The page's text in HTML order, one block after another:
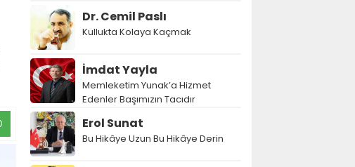
Dr. Cemil Paslı
Kullukta Kolaya Kaçmak
İmdat Yayla
Memleketim Yunak’a Hizmet
Edenler Başımızın Tacıdır
Erol Sunat
Bu Hikâye Uzun Bu Hikâye Derin